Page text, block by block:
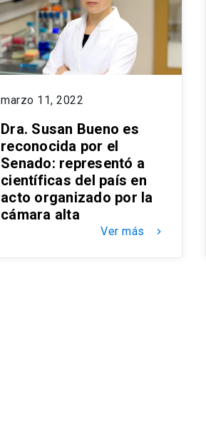
marzo 11, 2022
Dra. Susan Bueno es
reconocida por el
Senado: representó a
científicas del país en
acto organizado por la
cámara alta
Ver más keyboard_arrow_right